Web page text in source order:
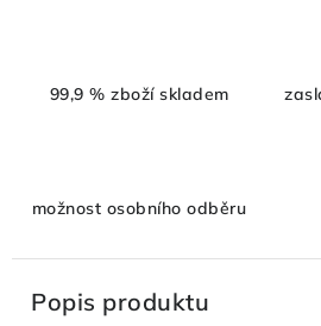
99,9 % zboží skladem
možnost osobního odběru
Popis produktu